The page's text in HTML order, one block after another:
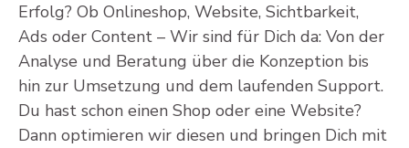
Erfolg? Ob Onlineshop, Website, Sichtbarkeit,
Ads oder Content – Wir sind für Dich da: Von der
Analyse und Beratung über die Konzeption bis
hin zur Umsetzung und dem laufenden Support.
Du hast schon einen Shop oder eine Website?
Dann optimieren wir diesen und bringen Dich mit